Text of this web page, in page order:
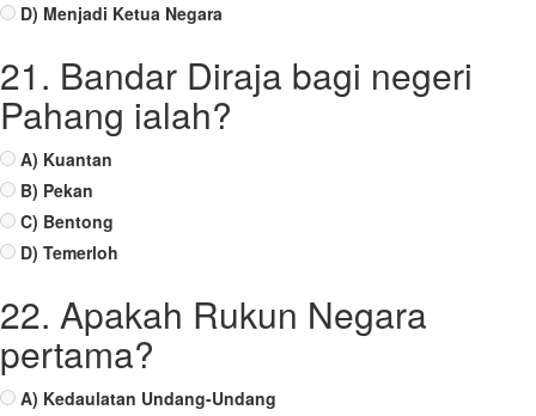
D) Menjadi Ketua Negara
21. Bandar Diraja bagi negeri
Pahang ialah?
A) Kuantan
B) Pekan
C) Bentong
D) Temerloh
22. Apakah Rukun Negara
pertama?
A) Kedaulatan Undang-Undang